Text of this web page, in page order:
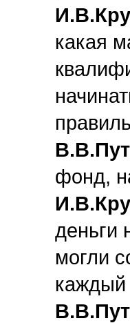
какая
фонд,
деньги
могли
каждый